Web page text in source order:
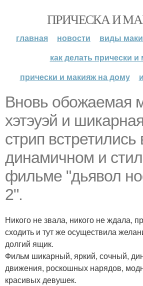
ПРИЧЕСКА И
главная новости
виды
как делать прически и
прически и макияж на дому
Вновь обожаемая
хэтэуэй и
стрип встретились
динамичном и
фильме "дьявол
2".
Никого не звала, никого не ждала,
сходить и тут же осуществила
долгий ящик.
Фильм шикарный, яркий, сочный,
движения, роскошных нарядов,
красивых девушек.